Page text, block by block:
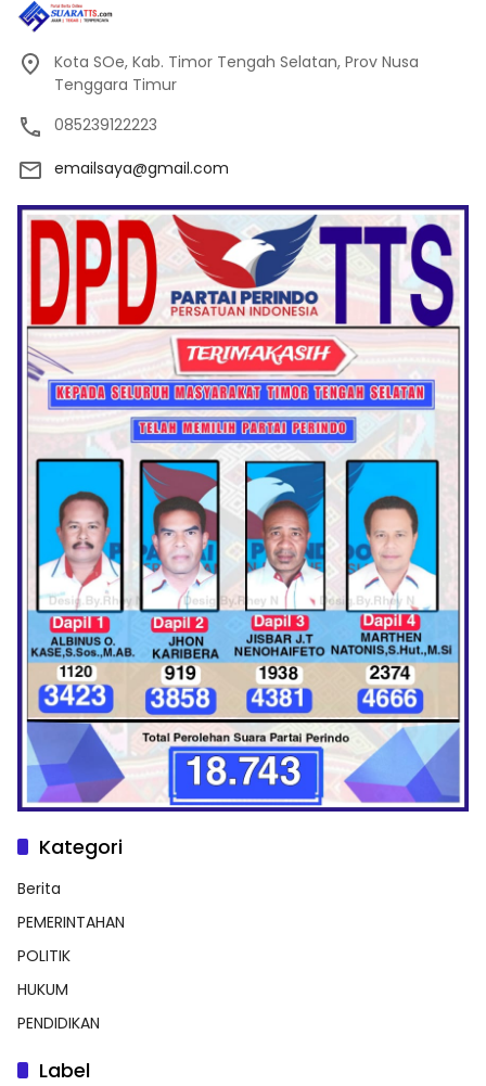
Kota SOe, Kab. Timor Tengah Selatan, Prov Nusa
Tenggara Timur
085239122223
emailsaya@gmail.com
Kategori
Berita
PEMERINTAHAN
POLITIK
HUKUM
PENDIDIKAN
Label